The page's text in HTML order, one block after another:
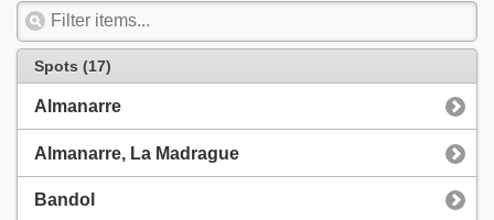
Spots (17)
Almanarre
Almanarre, La Madrague
Bandol